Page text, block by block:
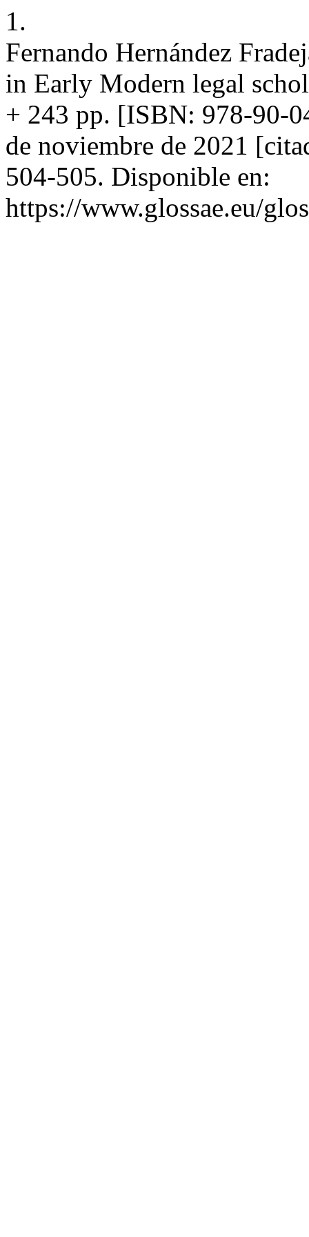
1.
Fernando Hernández
in Early Modern legal
+ 243 pp. [ISBN: 978-90-
de noviembre de 2021
504-505. Disponible en:
https://www.glossae.eu/